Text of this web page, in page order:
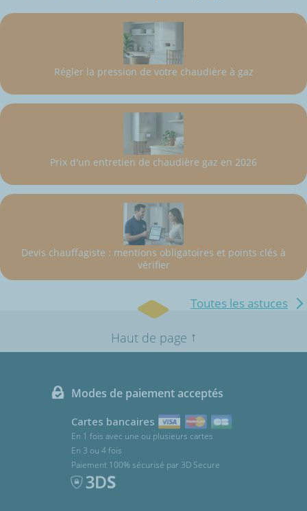
Régler la pression de votre chaudière à gaz
Prix d'un entretien de chaudière gaz en 2026
Devis chauffagiste : mentions obligatoires et points clés à
vérifier
Toutes les astuces
Haut de page ↑
Modes de paiement acceptés
Cartes bancaires
En 1 fois avec une ou plusieurs cartes
En 3 ou 4 fois
Paiement 100% sécurisé par 3D Secure